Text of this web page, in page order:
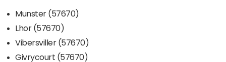
Munster (57670)
Lhor (57670)
Vibersviller (57670)
Givrycourt (57670)